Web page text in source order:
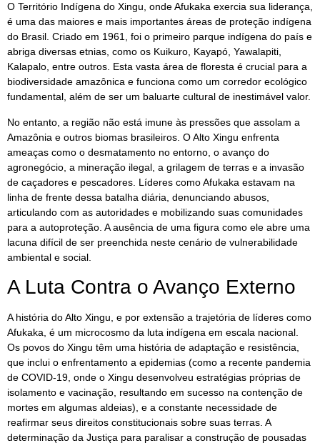
O Território Indígena do Xingu, onde Afukaka exercia sua liderança,
é uma das maiores e mais importantes áreas de proteção indígena
do Brasil. Criado em 1961, foi o primeiro parque indígena do país e
abriga diversas etnias, como os Kuikuro, Kayapó, Yawalapiti,
Kalapalo, entre outros. Esta vasta área de floresta é crucial para a
biodiversidade amazônica e funciona como um corredor ecológico
fundamental, além de ser um baluarte cultural de inestimável valor.
No entanto, a região não está imune às pressões que assolam a
Amazônia e outros biomas brasileiros. O Alto Xingu enfrenta
ameaças como o desmatamento no entorno, o avanço do
agronegócio, a mineração ilegal, a grilagem de terras e a invasão
de caçadores e pescadores. Líderes como Afukaka estavam na
linha de frente dessa batalha diária, denunciando abusos,
articulando com as autoridades e mobilizando suas comunidades
para a autoproteção. A ausência de uma figura como ele abre uma
lacuna difícil de ser preenchida neste cenário de vulnerabilidade
ambiental e social.
A Luta Contra o Avanço Externo
A história do Alto Xingu, e por extensão a trajetória de líderes como
Afukaka, é um microcosmo da luta indígena em escala nacional.
Os povos do Xingu têm uma história de adaptação e resistência,
que inclui o enfrentamento a epidemias (como a recente pandemia
de COVID-19, onde o Xingu desenvolveu estratégias próprias de
isolamento e vacinação, resultando em sucesso na contenção de
mortes em algumas aldeias), e a constante necessidade de
reafirmar seus direitos constitucionais sobre suas terras. A
determinação da Justiça para paralisar a construção de pousadas